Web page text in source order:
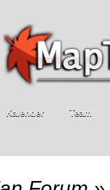
Kalender Team